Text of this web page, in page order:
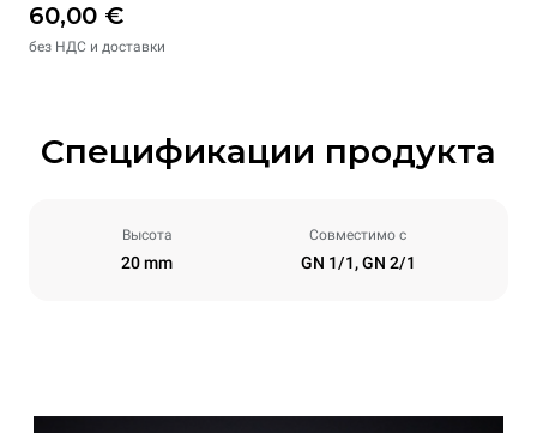
60,00 €
без НДС и доставки
Спецификации продукта
Высота
20 mm
Совместимо с
GN 1/1, GN 2/1